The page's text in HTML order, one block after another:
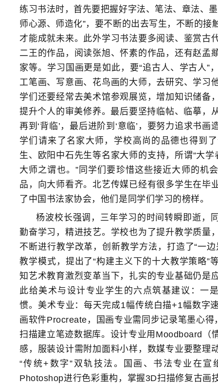
练习书法时，首先要把握好字法、笔法、章法、
师心源、师造化”，要不断的出去写生，不断的接
才能成就未来。此外学习书法要多阅读、鉴赏古
二王的作品，阅读张旭、怀素的作品，还有赵孟
家等。学习国画更是如此，要“追古人、学古人”
工笔画、写意画、花鸟画的大师，去研究、学习
学们还要经常去美术馆参观展览，增加知识储备
提升个人的审美修养。最后要坚持临帖、临摹，从
再到‘背临’，最后进阶到‘意临’，要努力追求书
学们请来了名家大师，学校高尚的品德也得到
生、欧阳中石先生等名家大师的支持，所谓“大
大师之谓也。”同学们要珍惜这些接近大师的机
品，向大师看齐。北艺传媒已经有很多学生在毕
了中国书法家协会，他们是同学们学习的榜样。
杨波校长强调，三年学习的时间转瞬即逝，
勤奋学习，精进技艺。学校也为了提升教学质量
不断进行教学改革，创新教学方法，打造了“一
教学模式，提出了“构建主义下的十大教学策略”
知艺术教育激烈变革当下，扎实的专业基础仍是
此给美术与设计专业学生的六点筑基建议：一
惯。美术专业：每天完成1幅传统白描+1幅数字
画软件Procreate，国画专业需同步记录笔墨心得
扫描建立笔迹数据库。设计专业用Moodboard（
感，服装设计需附加面料小样，数媒专业要整理
“传统+数字”双轨技法。国画、书法专业在宣
Photoshop进行色彩重构，掌握3D扫描修复古画